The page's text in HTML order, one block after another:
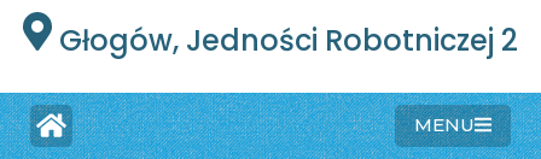
Głogów, Jedności Robotniczej 2
MENU